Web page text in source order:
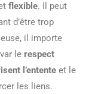
flexible. Il peut
d’être trop
il importe
le respect
l’entente et le
les liens.